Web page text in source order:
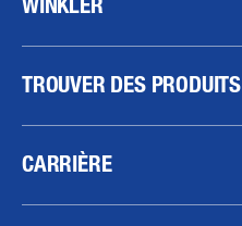
TROUVER DES PRODUITS
CARRIÈRE